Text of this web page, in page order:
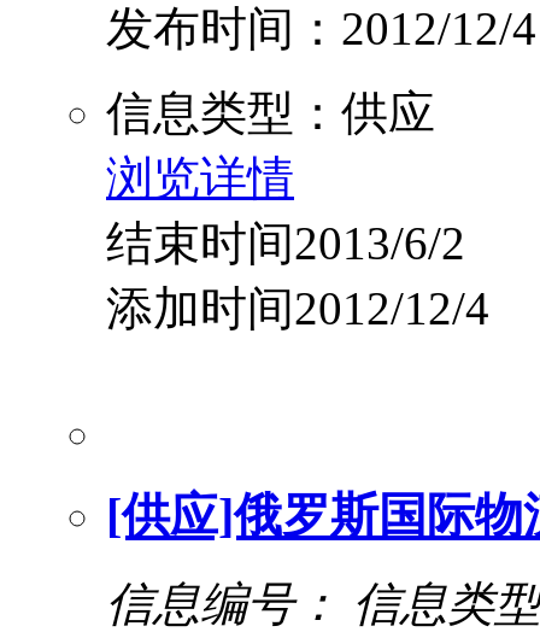
发布时间：2012/12/4
信息类型：供应
浏览详情
结束时间2013/6/2
添加时间2012/12/4
[供应]俄罗斯国际
信息编号： 信息类